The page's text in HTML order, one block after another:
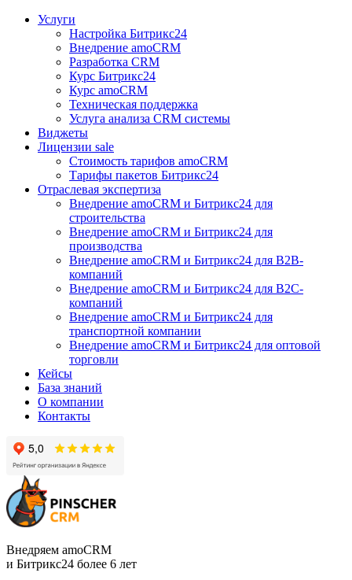
Услуги
Настройка Битрикс24
Внедрение amoCRM
Разработка CRM
Курс Битрикс24
Курс amoCRM
Техническая поддержка
Услуга анализа CRM системы
Виджеты
Лицензии sale
Стоимость тарифов amoCRM
Тарифы пакетов Битрикс24
Отраслевая экспертиза
Внедрение amoCRM и Битрикс24 для
строительства
Внедрение amoCRM и Битрикс24 для
производства
Внедрение amoCRM и Битрикс24 для В2В-
компаний
Внедрение amoCRM и Битрикс24 для В2С-
компаний
Внедрение amoCRM и Битрикс24 для
транспортной компании
Внедрение amoCRM и Битрикс24 для оптовой
торговли
Кейсы
База знаний
О компании
Контакты
Внедряем amoCRM
и Битрикс24 более 6 лет